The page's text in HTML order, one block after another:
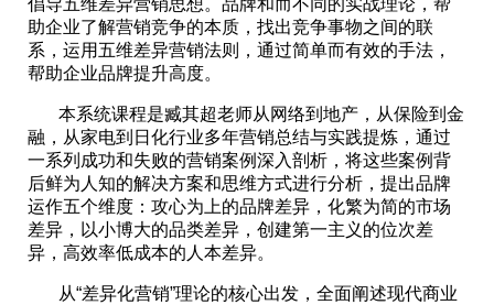
倡导五维差异营销思想。品牌和而不同的实战理论，帮
助企业了解营销竞争的本质，找出竞争事物之间的联
系，运用五维差异营销法则，通过简单而有效的手法，
帮助企业品牌提升高度。
本系统课程是臧其超老师从网络到地产，从保险到金
融，从家电到日化行业多年营销总结与实践提炼，通过
一系列成功和失败的营销案例深入剖析，将这些案例背
后鲜为人知的解决方案和思维方式进行分析，提出品牌
运作五个维度：攻心为上的品牌差异，化繁为简的市场
差异，以小博大的品类差异，创建第一主义的位次差
异，高效率低成本的人本差异。
从“差异化营销”理论的核心出发，全面阐述现代商业